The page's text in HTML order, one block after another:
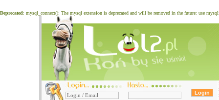
Deprecated: mysql_connect(): The mysql extension is deprecated and will be removed in the future: use